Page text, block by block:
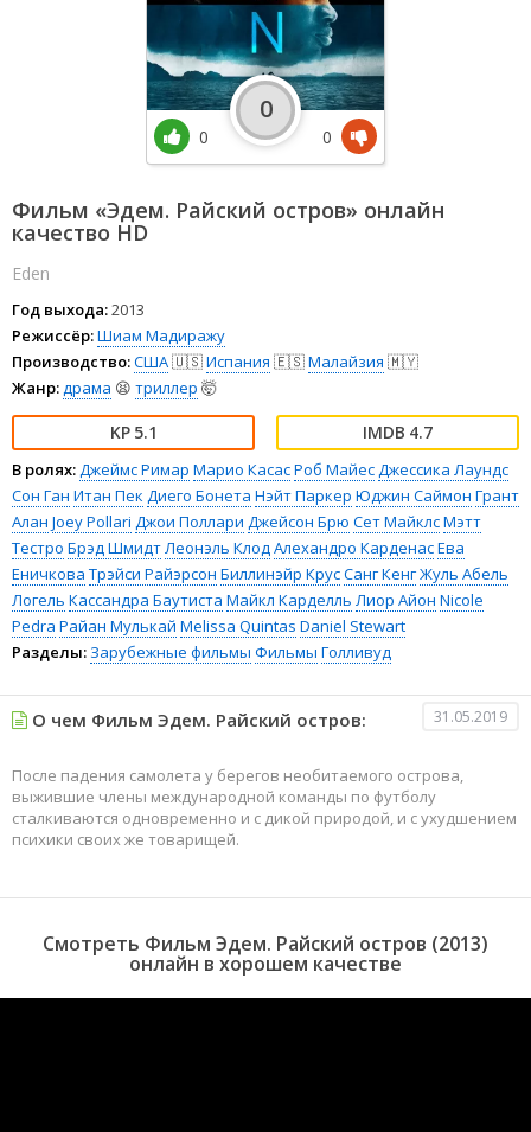
Фильм «Эдем. Райский остров» онлайн
качество HD
Eden
Год выхода:2013
Режиссёр:Шиам Мадиражу
Производство:США🇺🇸Испания 🇪🇸Малайзия 🇲🇾
Жанр:драма 😫 триллер 🤯
5.1 4.7
В ролях:Джеймс Римар Марио КасасРоб МайесДжессика Лаундс
Сон Ган Итан Пек Диего Бонета Нэйт Паркер Юджин Саймон Грант
Алан Joey Pollari Джои Поллари Джейсон Брю Сет МайклсМэтт
Тестро Брэд ШмидтЛеонэль КлодАлехандро КарденасЕва
Еничкова Трэйси Райэрсон Биллинэйр КрусСанг КенгЖуль Абель
Логель Кассандра Баутиста Майкл Карделль Лиор Айон Nicole
Pedra Райан Мулькай Melissa Quintas Daniel Stewart
Разделы: Зарубежные фильмы Фильмы Голливуд
0
0
0
О чем Фильм Эдем. Райский остров: 31.05.2019
После падения самолета у берегов необитаемого острова,
выжившие члены международной команды по футболу
сталкиваются одновременно и с дикой природой, и с ухудшением
психики своих же товарищей.
Смотреть Фильм Эдем. Райский остров (2013)
онлайн в хорошем качестве